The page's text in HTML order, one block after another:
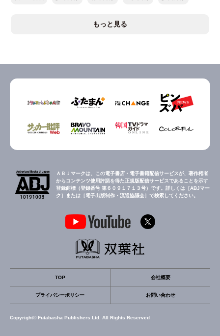
もっと見る
ＡＢＪマークは、この電子書店・電子書籍配信サービスが、著作権者
からコンテンツ使用許諾を得た正規版配信サービスであることを示す
登録商標（登録番号 第６０９１７１３号）です。詳しくは［ABJマー
ク］または［電子出版制作・流通協議会］で検索してください。
TOP 会社概要
プライバシーポリシー お問い合わせ
Copyright© Futabasha Publishers Ltd. All Rights Reserved